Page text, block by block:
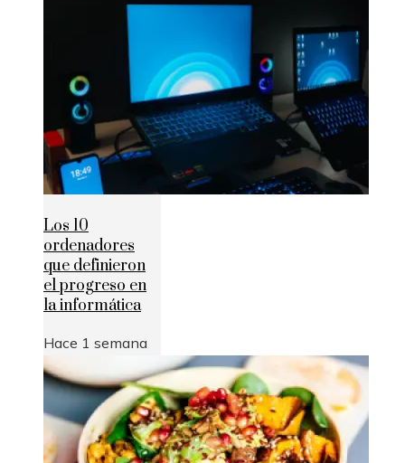
Los 10
ordenadores
que definieron
el progreso en
la informática
Hace 1 semana